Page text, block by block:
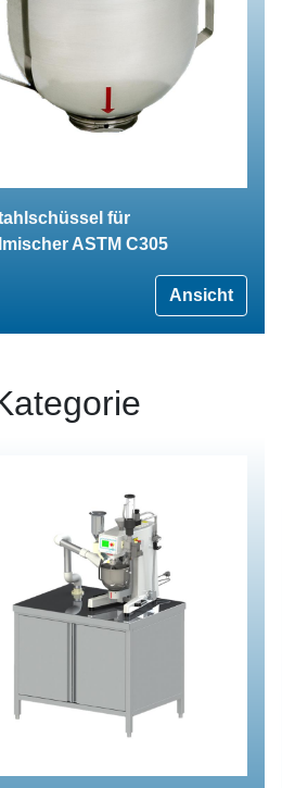
für
ASTM C305
Ansicht